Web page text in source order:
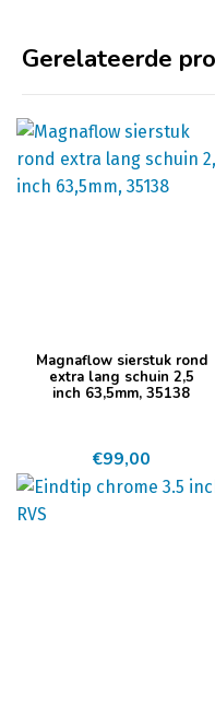
Gerelateerde
Magnaflow sierstuk rond
extra lang schuin 2,5
inch 63,5mm, 35138
€99,00